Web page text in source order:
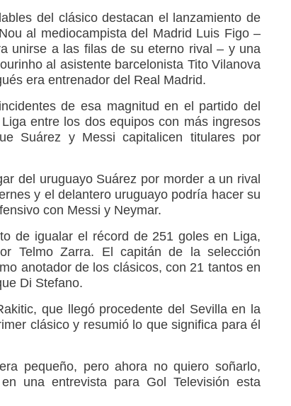
del clásico destacan el lanzamiento de
al mediocampista del Madrid Luis Figo –
unirse a las filas de su eterno rival – y una
al asistente barcelonista Tito Vilanova
era entrenador del Real Madrid.
de esa magnitud en el partido del
entre los dos equipos con más ingresos
Suárez y Messi capitalicen titulares por
del uruguayo Suárez por morder a un rival
y el delantero uruguayo podría hacer su
con Messi y Neymar.
de igualar el récord de 251 goles en Liga,
Telmo Zarra. El capitán de la selección
anotador de los clásicos, con 21 tantos en
Di Stefano.
que llegó procedente del Sevilla en la
clásico y resumió lo que significa para él
pequeño, pero ahora no quiero soñarlo,
una entrevista para Gol Televisión esta